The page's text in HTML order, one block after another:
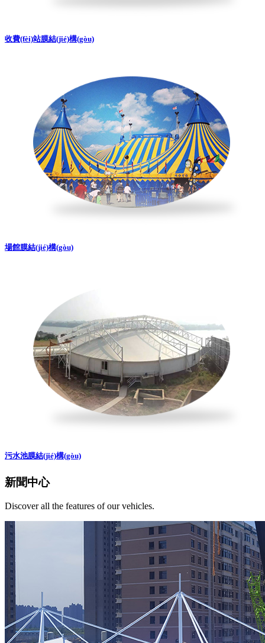
收費(fèi)站膜結(jié)構(gòu)
場館膜結(jié)構(gòu)
污水池膜結(jié)構(gòu)
新聞中心
Discover all the features of our vehicles.